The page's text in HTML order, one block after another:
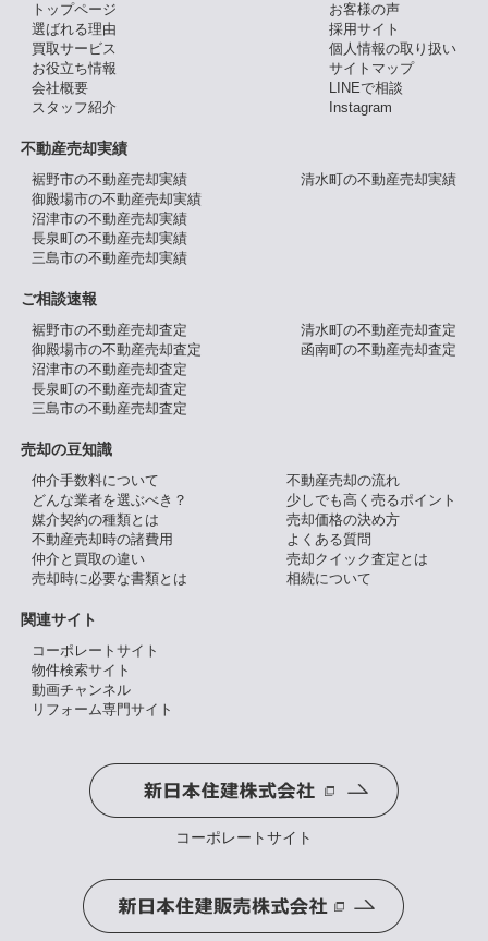
トップページ
選ばれる理由
買取サービス
お役立ち情報
会社概要
スタッフ紹介
お客様の声
採用サイト
個人情報の取り扱い
サイトマップ
LINEで相談
Instagram
不動産売却実績
裾野市の不動産売却実績
御殿場市の不動産売却実績
沼津市の不動産売却実績
長泉町の不動産売却実績
三島市の不動産売却実績
清水町の不動産売却実績
ご相談速報
裾野市の不動産売却査定
御殿場市の不動産売却査定
沼津市の不動産売却査定
長泉町の不動産売却査定
三島市の不動産売却査定
清水町の不動産売却査定
函南町の不動産売却査定
売却の豆知識
仲介手数料について
どんな業者を選ぶべき？
媒介契約の種類とは
不動産売却時の諸費用
仲介と買取の違い
売却時に必要な書類とは
不動産売却の流れ
少しでも高く売るポイント
売却価格の決め方
よくある質問
売却クイック査定とは
相続について
関連サイト
コーポレートサイト
物件検索サイト
動画チャンネル
リフォーム専門サイト
コーポレートサイト